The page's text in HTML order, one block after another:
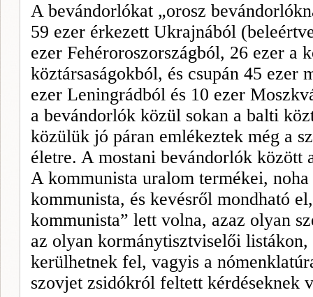
A bevándorlókat „orosz
59 ezer érkezett Ukrajnából
ezer Fehéroroszországból, 26 ezer a
köztársaságokból, és csupán 45 ezer
ezer Leningrádból és 10 ezer
a bevándorlók közül sokan a balti
közülük jó páran emlékeztek még a
életre. A mostani bevándorlók között
A kommunista uralom termékei,
kommunista, és kevésről mondható
kommunista” lett volna, azaz olyan
az olyan kormánytisztvi­selői
kerülhetnek fel, vagyis a
szovjet zsidókról feltett kérdések­nek